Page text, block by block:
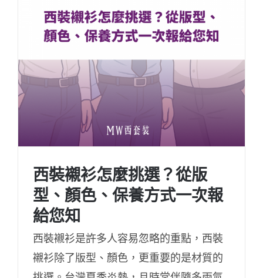
西裝襯衫怎麼挑選？從版型、顏色、保養方
西裝襯衫怎麼挑選？從版
型、顏色、保養方式一次報
給您知
西裝襯衫是許多人容易忽略的重點，西裝
襯衫除了版型、顏色，更重要的是材質的